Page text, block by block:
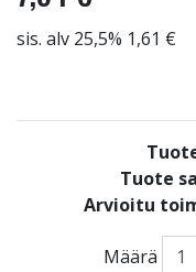
sis. alv 25,5% 1,61 €
Tuote
Arvioitu
Määrä